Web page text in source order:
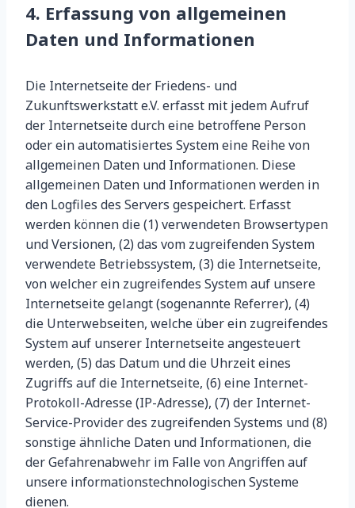
4. Erfassung von allgemeinen
Daten und Informationen
Die Internetseite der Friedens- und
Zukunftswerkstatt e.V. erfasst mit jedem Aufruf
der Internetseite durch eine betroffene Person
oder ein automatisiertes System eine Reihe von
allgemeinen Daten und Informationen. Diese
allgemeinen Daten und Informationen werden in
den Logfiles des Servers gespeichert. Erfasst
werden können die (1) verwendeten Browsertypen
und Versionen, (2) das vom zugreifenden System
verwendete Betriebssystem, (3) die Internetseite,
von welcher ein zugreifendes System auf unsere
Internetseite gelangt (sogenannte Referrer), (4)
die Unterwebseiten, welche über ein zugreifendes
System auf unserer Internetseite angesteuert
werden, (5) das Datum und die Uhrzeit eines
Zugriffs auf die Internetseite, (6) eine Internet-
Protokoll-Adresse (IP-Adresse), (7) der Internet-
Service-Provider des zugreifenden Systems und (8)
sonstige ähnliche Daten und Informationen, die
der Gefahrenabwehr im Falle von Angriffen auf
unsere informationstechnologischen Systeme
dienen.